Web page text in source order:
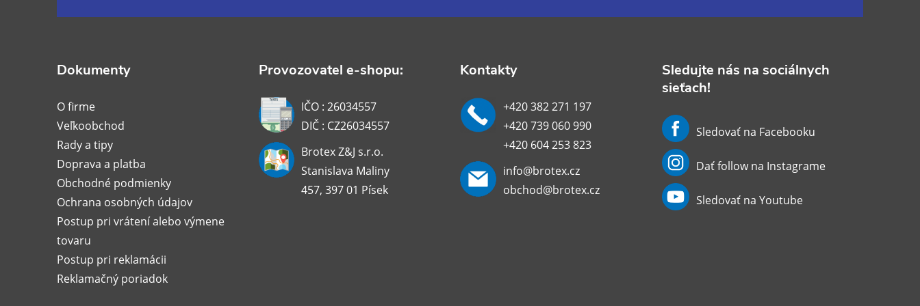
Dokumenty
O firme
Veľkoobchod
Rady a tipy
Doprava a platba
Obchodné podmienky
Ochrana osobných údajov
Postup pri vrátení alebo výmene
tovaru
Postup pri reklamácii
Reklamačný poriadok
Provozovatel e-shopu:
IČO : 26034557
DIČ : CZ26034557
Brotex Z&J s.r.o.
Stanislava Maliny
457, 397 01 Písek
Kontakty
+420 382 271 197
+420 739 060 990
+420 604 253 823
info@brotex.cz
obchod@brotex.cz
Sledujte nás na sociálnych
sieťach!
Sledovať na Facebooku
Dať follow na Instagrame
Sledovať na Youtube